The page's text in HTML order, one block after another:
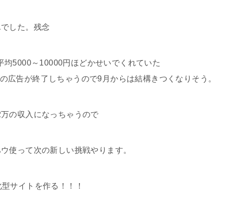
した。残念
均5000～10000円ほどかせいでくれていた
広告が終了しちゃうので9月からは結構きつくなりそう。
の収入になっちゃうので
使って次の新しい挑戦やります。
サイトを作る！！！